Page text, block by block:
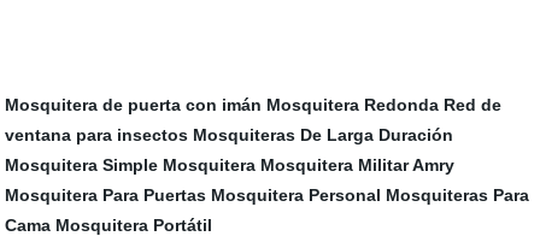
Mosquitera de puerta con imán Mosquitera Redonda Red de
ventana para insectos Mosquiteras De Larga Duración
Mosquitera Simple Mosquitera Mosquitera Militar Amry
Mosquitera Para Puertas Mosquitera Personal Mosquiteras Para
Cama Mosquitera Portátil